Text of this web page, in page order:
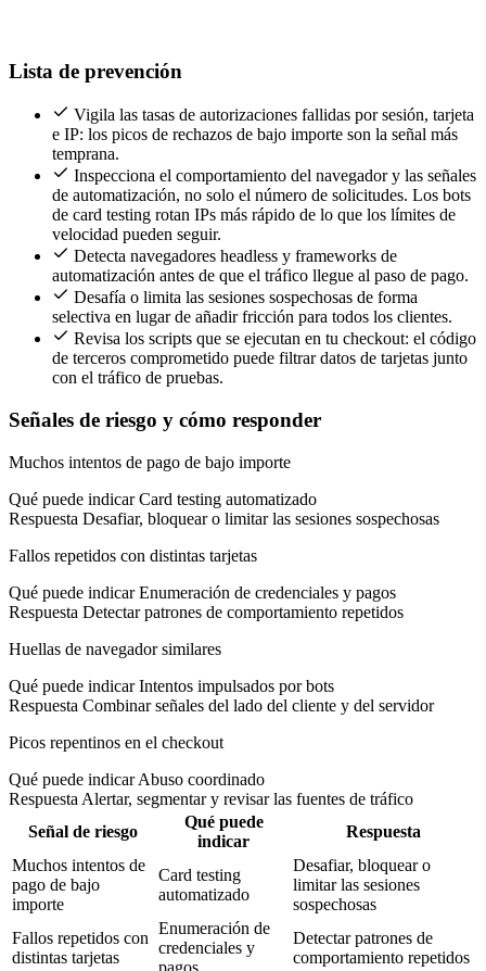
Lista de prevención
Vigila las tasas de autorizaciones fallidas por sesión, tarjeta
e IP: los picos de rechazos de bajo importe son la señal más
temprana.
Inspecciona el comportamiento del navegador y las señales
de automatización, no solo el número de solicitudes. Los bots
de card testing rotan IPs más rápido de lo que los límites de
velocidad pueden seguir.
Detecta navegadores headless y frameworks de
automatización antes de que el tráfico llegue al paso de pago.
Desafía o limita las sesiones sospechosas de forma
selectiva en lugar de añadir fricción para todos los clientes.
Revisa los scripts que se ejecutan en tu checkout: el código
de terceros comprometido puede filtrar datos de tarjetas junto
con el tráfico de pruebas.
Señales de riesgo y cómo responder
Muchos intentos de pago de bajo importe
Qué puede indicarCard testing automatizado
Respuesta Desafiar, bloquear o limitar las sesiones sospechosas
Fallos repetidos con distintas tarjetas
Qué puede indicarEnumeración de credenciales y pagos
Respuesta Detectar patrones de comportamiento repetidos
Huellas de navegador similares
Qué puede indicarIntentos impulsados por bots
Respuesta Combinar señales del lado del cliente y del servidor
Picos repentinos en el checkout
Qué puede indicarAbuso coordinado
Respuesta Alertar, segmentar y revisar las fuentes de tráfico
Señal de riesgo
Qué puede
indicar
Respuesta
Muchos intentos de
pago de bajo
importe
Card testing
automatizado
Desafiar, bloquear o
limitar las sesiones
sospechosas
Fallos repetidos con
distintas tarjetas
Enumeración de
credenciales y
pagos
Detectar patrones de
comportamiento repetidos